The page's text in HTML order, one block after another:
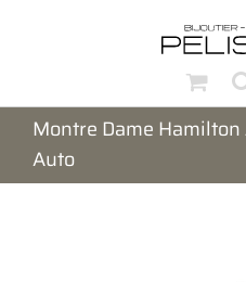
Montre Dame
Auto